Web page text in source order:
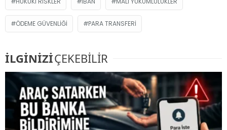
ÖDEME GÜVENLIĞI PARA TRANSFERI
İLGİNİZİÇEKEBİLİR